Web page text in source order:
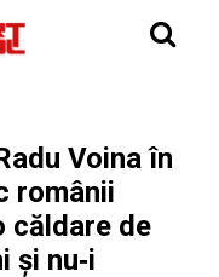
Voina în
românii
căldare de
și nu‑i